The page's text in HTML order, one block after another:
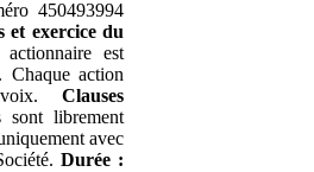
450493994
et exercice du
actionnaire est
Chaque action
Clauses
sont librement
avec
Durée :